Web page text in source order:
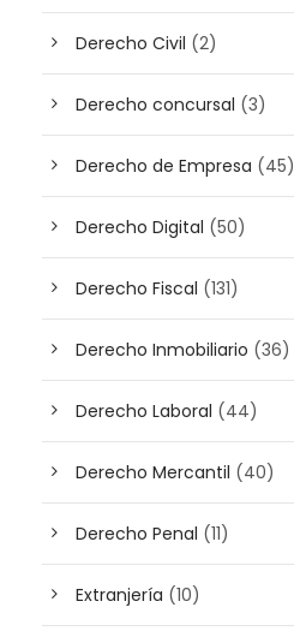
Derecho Civil (2)
Derecho concursal (3)
Derecho de Empresa (45)
Derecho Digital (50)
Derecho Fiscal (131)
Derecho Inmobiliario (36)
Derecho Laboral (44)
Derecho Mercantil (40)
Derecho Penal (11)
Extranjería (10)